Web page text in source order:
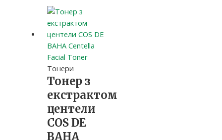
Тонери
Тонер з
екстрактом
центели
COS DE
BAHA